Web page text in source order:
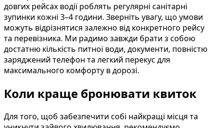
довгих рейсах водії роблять регулярні санітарні
зупинки кожні 3–4 години. Зверніть увагу, що умови
можуть відрізнятися залежно від конкретного рейсу
та перевізника. Ми радимо завжди брати з собою
достатню кількість питної води, документи, повністю
заряджений телефон та легкий перекус для
максимального комфорту в дорозі.
Коли краще бронювати квиток
Для того, щоб забезпечити собі найкращі місця та